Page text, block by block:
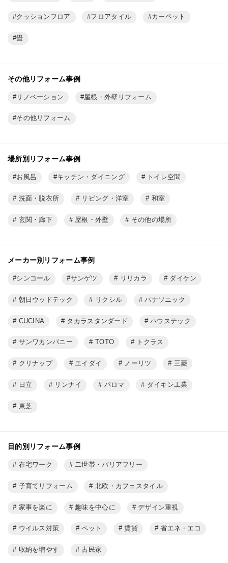
クッションフロア フロアタイル カーペット
畳
その他リフォーム事例
リノベーション 屋根・外壁リフォーム
その他リフォーム
場所別リフォーム事例
お風呂 キッチン・ダイニング トイレ空間
洗面・脱衣所 リビング・洋室 和室
玄関・廊下 屋根・外壁 その他の場所
メーカー別リフォーム事例
シンコール サンゲツ リリカラ ダイケン
朝日ウッドテック リクシル パナソニック
CUCINA タカラスタンダード ハウステック
サンワカンパニー TOTO トクラス
クリナップ エイダイ ノーリツ 三菱
日立 リンナイ パロマ ダイキン工業
東芝
目的別リフォーム事例
在宅ワーク 二世帯・バリアフリー
子育てリフォーム 北欧・カフェスタイル
家事を楽に 趣味を中心に デザイン重視
ウイルス対策 ペット 賃貸 省エネ・エコ
収納を増やす 古民家